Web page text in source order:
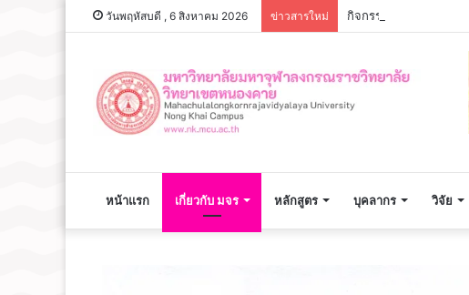
วันพฤหัสบดี , 6 สิงหาคม 2026 ข่าวสารใหม่ กิจกรรมเจริญพระพุทธ
หน้าแรก เกี่ยวกับ มจร หลักสูตร บุคลากร วิจัย